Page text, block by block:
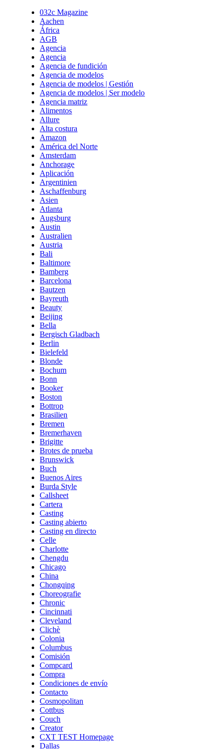
032c Magazine
Aachen
África
AGB
Agencia
Agencia
Agencia de fundición
Agencia de modelos
Agencia de modelos | Gestión
Agencia de modelos | Ser modelo
Agencia matriz
Alimentos
Allure
Alta costura
Amazon
América del Norte
Amsterdam
Anchorage
Aplicación
Argentinien
Aschaffenburg
Asien
Atlanta
Augsburg
Austin
Australien
Austria
Bali
Baltimore
Bamberg
Barcelona
Bautzen
Bayreuth
Beauty
Beijing
Bella
Bergisch Gladbach
Berlin
Bielefeld
Blonde
Bochum
Bonn
Booker
Boston
Bottrop
Brasilien
Bremen
Bremerhaven
Brigitte
Brotes de prueba
Brunswick
Buch
Buenos Aires
Burda Style
Callsheet
Cartera
Casting
Casting abierto
Casting en directo
Celle
Charlotte
Chengdu
Chicago
China
Chongqing
Choreografie
Chronic
Cincinnati
Cleveland
Clichè
Colonia
Columbus
Comisión
Compcard
Compra
Condiciones de envío
Contacto
Cosmopolitan
Cottbus
Couch
Creator
CXT TEST Homepage
Dallas